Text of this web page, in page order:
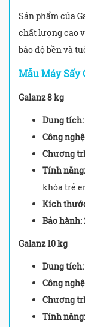
Sản phẩm của
chất lượng cao
bảo độ bền và
Mẫu Máy Sấy
Galanz 8 kg
Dung tích:
Công
Chương
Tính năng:
khóa trẻ
Kích
Bảo hành:
Galanz 10 kg
Dung tích:
Công
Chương
Tính năng: